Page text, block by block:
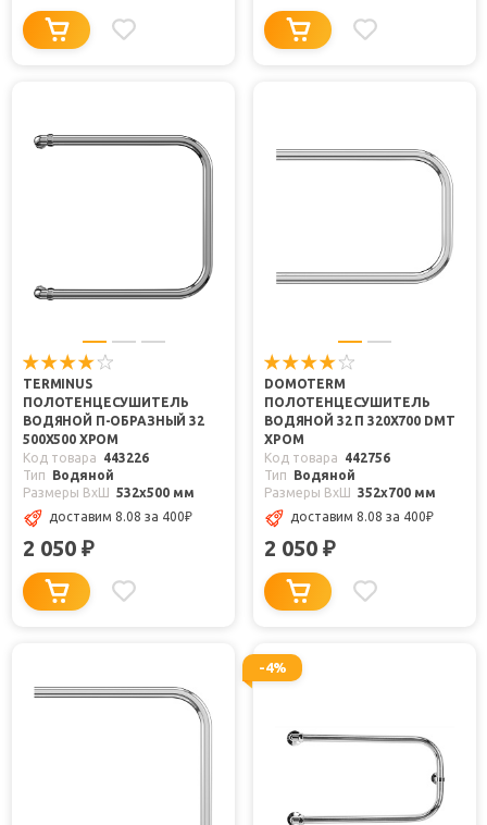
TERMINUS
ПОЛОТЕНЦЕСУШИТЕЛЬ
ВОДЯНОЙ П-ОБРАЗНЫЙ 32
500X500 ХРОМ
Код товара
443226
Тип
Водяной
Размеры ВxШ 532x500 мм
доставим 8.08 за 400₽
2 050 ₽
DOMOTERM
ПОЛОТЕНЦЕСУШИТЕЛЬ
ВОДЯНОЙ 32 П 320X700 DMT
ХРОМ
Код товара
442756
Тип
Водяной
Размеры ВxШ 352x700 мм
доставим 8.08 за 400₽
2 050 ₽
-4%